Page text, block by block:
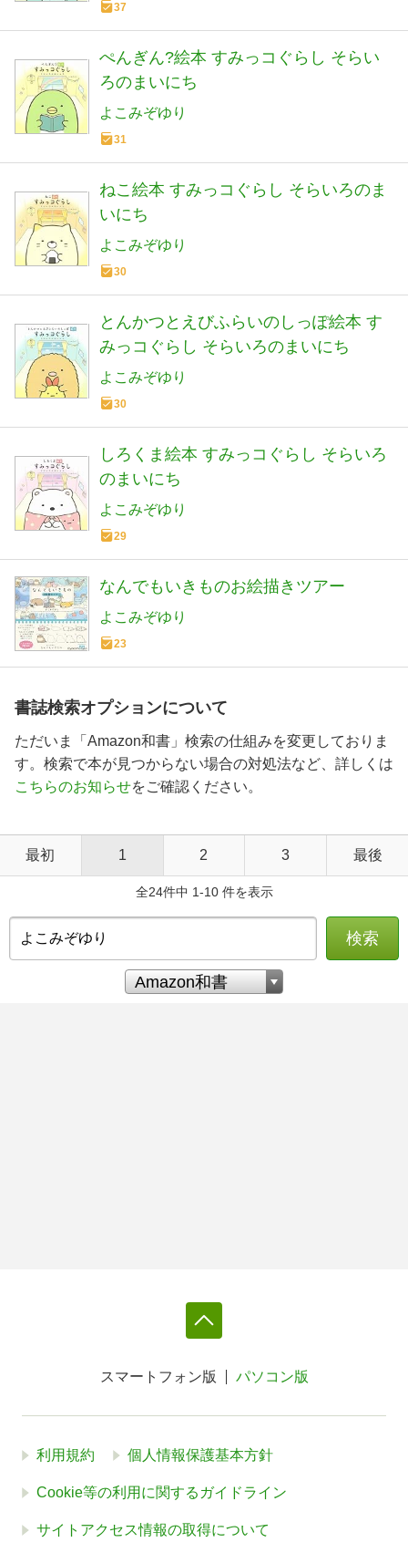
37
ぺんぎん?絵本 すみっコぐらし そらい
ろのまいにち
よこみぞゆり
31
ねこ絵本 すみっコぐらし そらいろのま
いにち
よこみぞゆり
30
とんかつとえびふらいのしっぽ絵本 す
みっコぐらし そらいろのまいにち
よこみぞゆり
30
しろくま絵本 すみっコぐらし そらいろ
のまいにち
よこみぞゆり
29
なんでもいきものお絵描きツアー
よこみぞゆり
23
書誌検索オプションについて
ただいま「Amazon和書」検索の仕組みを変更しておりま
す。検索で本が見つからない場合の対処法など、詳しくは
こちらのお知らせをご確認ください。
最初 1 2 3 最後
全24件中 1-10 件を表示
検索
スマートフォン版 パソコン版
利用規約 個人情報保護基本方針
Cookie等の利用に関するガイドライン
サイトアクセス情報の取得について